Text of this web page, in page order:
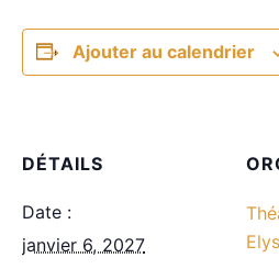
Ajouter au calendrier
DÉTAILS
Date :
janvier 6, 2027